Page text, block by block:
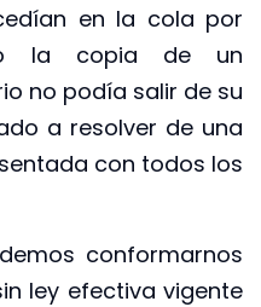
en la cola por
la copia de un
no podía salir de su
a resolver de una
con todos los
conformarnos
ley efectiva vigente